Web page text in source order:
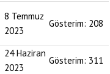
8 Temmuz
2023
Gösterim: 208
24 Haziran
2023
Gösterim: 311